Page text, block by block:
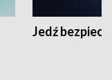
Jedź